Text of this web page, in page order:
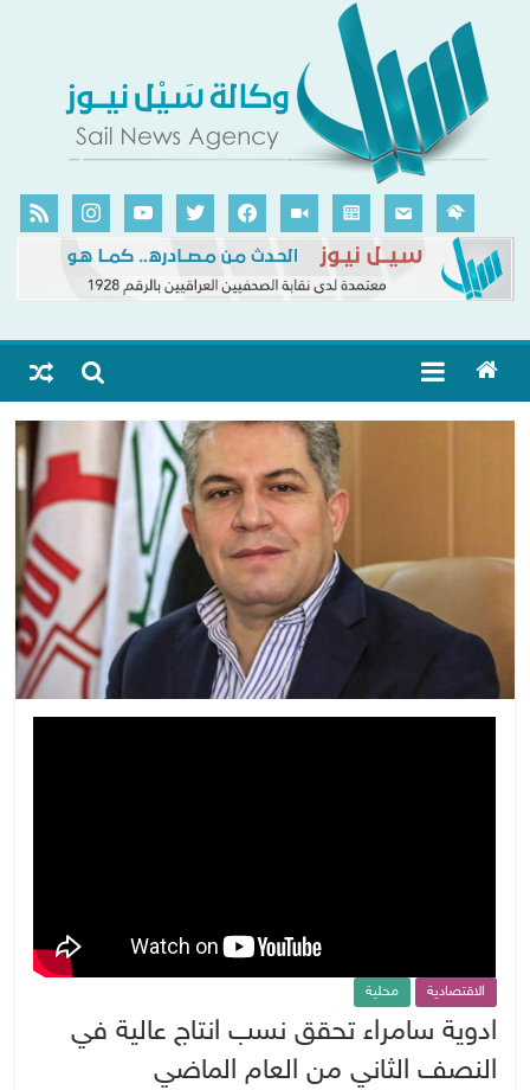
الاقتصادية محلية
ادوية سامراء تحقق نسب انتاج عالية في
النصف الثاني من العام الماضي